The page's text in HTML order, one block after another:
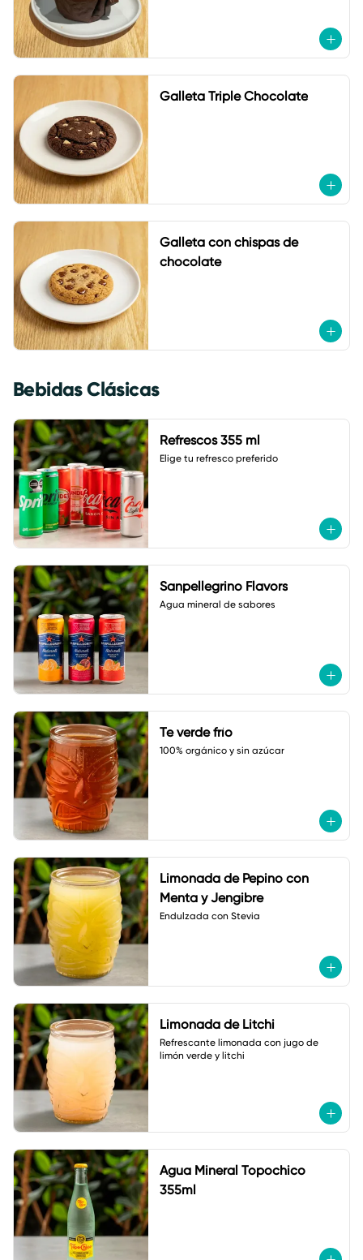
Galleta Triple Chocolate
Galleta con chispas de
chocolate
Bebidas Clásicas
Refrescos 355 ml
Elige tu refresco preferido
Sanpellegrino Flavors
Agua mineral de sabores
Te verde frío
100% orgánico y sin azúcar
Limonada de Pepino con
Menta y Jengibre
Endulzada con Stevia
Limonada de Litchi
Refrescante limonada con jugo de
limón verde y litchi
Agua Mineral Topochico
355ml